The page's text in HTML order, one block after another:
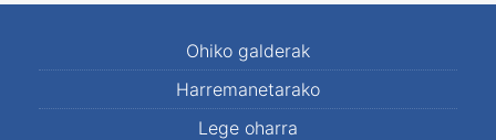
Ohiko galderak
Harremanetarako
Lege oharra